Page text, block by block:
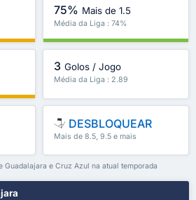
75% Mais de 1.5
Média da Liga : 74%
3 Golos / Jogo
Média da Liga : 2.89
DESBLOQUEAR
Mais de 8.5, 9.5 e mais
Guadalajara e Cruz Azul na atual temporada